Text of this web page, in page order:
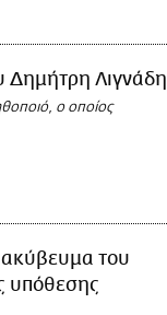
Δημήτρη Λιγνάδη
ο οποίος
του
υπόθεσης